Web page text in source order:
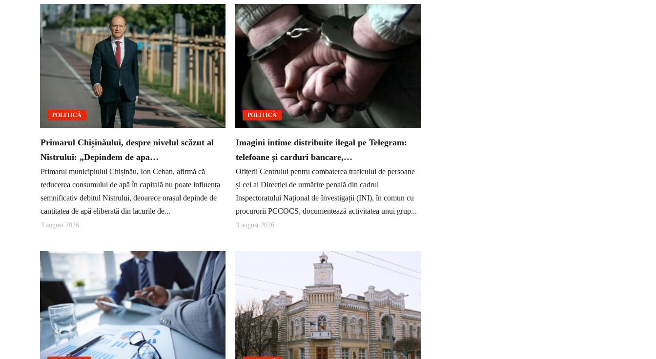
POLITICĂ
Primarul Chișinăului, despre nivelul scăzut al
Nistrului: „Depindem de apa…
Primarul municipiului Chișinău, Ion Ceban, afirmă că
reducerea consumului de apă în capitală nu poate influența
semnificativ debitul Nistrului, deoarece orașul depinde de
cantitatea de apă eliberată din lacurile de...
3 august 2026
POLITICĂ
Imagini intime distribuite ilegal pe Telegram:
telefoane și carduri bancare,…
Ofițerii Centrului pentru combaterea traficului de persoane
și cei ai Direcției de urmărire penală din cadrul
Inspectoratului Național de Investigații (INI), în comun cu
procurorii PCCOCS, documentează activitatea unui grup...
3 august 2026